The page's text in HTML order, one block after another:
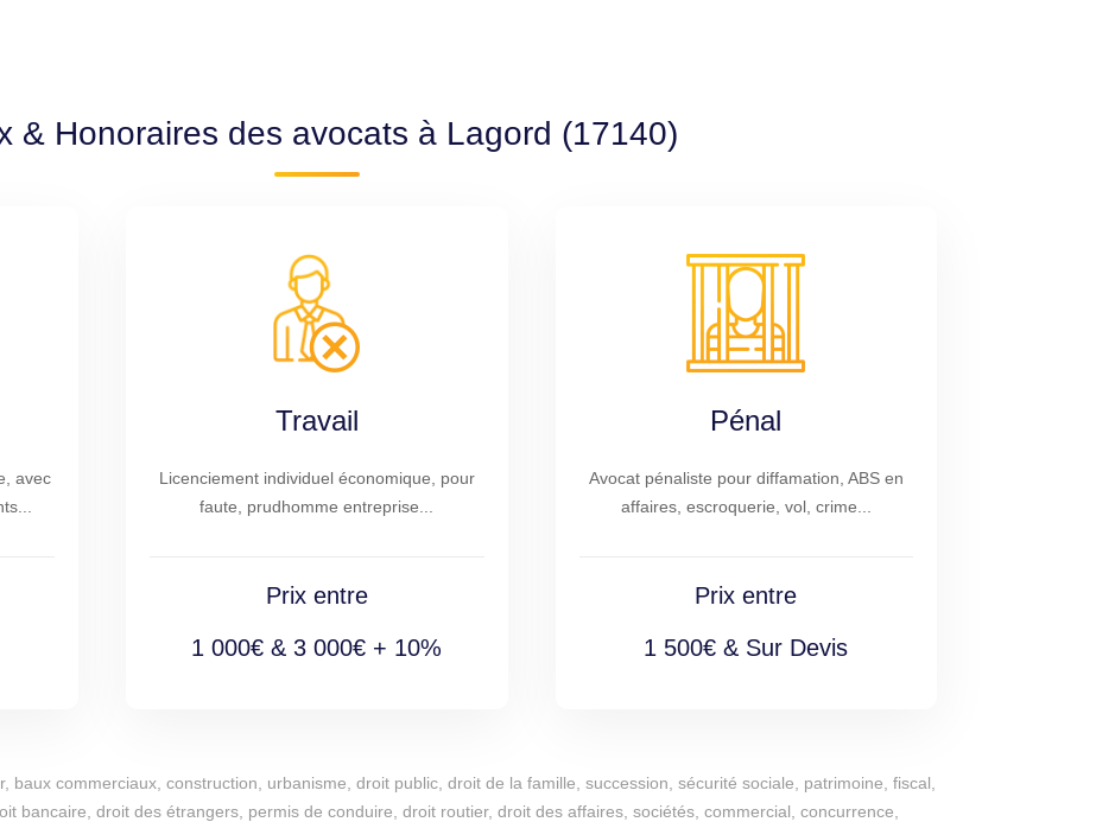
& Honoraires des avocats à Lagord (17140)
avec
Travail
Licenciement individuel économique, pour
faute, prudhomme entreprise...
Prix entre
1 000€ & 3 000€ + 10%
Pénal
Avocat pénaliste pour diffamation, ABS en
affaires, escroquerie, vol, crime...
Prix entre
1 500€ & Sur Devis
baux commerciaux, construction, urbanisme, droit public, droit de la famille, succession, sécurité sociale, patrimoine, fiscal,
bancaire, droit des étrangers, permis de conduire, droit routier, droit des affaires, sociétés, commercial, concurrence,